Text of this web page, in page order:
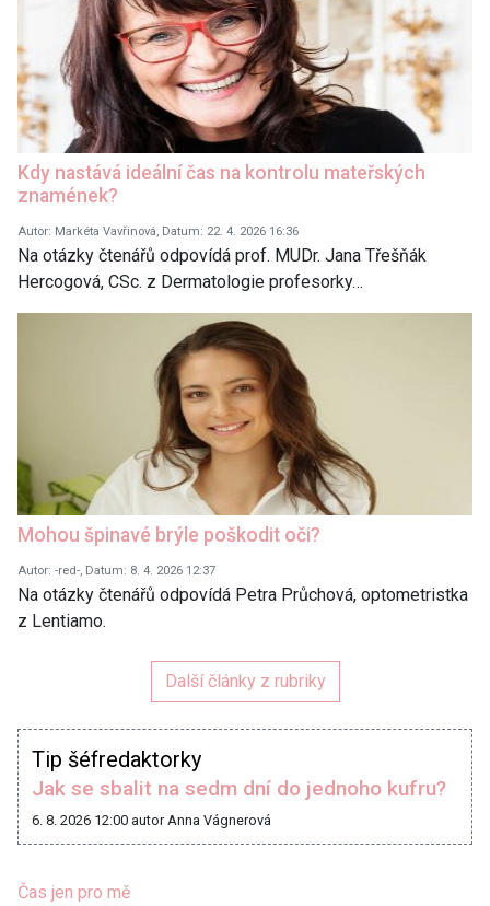
Kdy nastává ideální čas na kontrolu mateřských
znamének?
Autor: Markéta Vavřinová, Datum: 22. 4. 2026 16:36
Na otázky čtenářů odpovídá prof. MUDr. Jana Třešňák
Hercogová, CSc. z Dermatologie profesorky…
Mohou špinavé brýle poškodit oči?
Autor: -red-, Datum: 8. 4. 2026 12:37
Na otázky čtenářů odpovídá Petra Průchová, optometristka
z Lentiamo.
Další články z rubriky
Tip šéfredaktorky
Jak se sbalit na sedm dní do jednoho kufru?
6. 8. 2026 12:00 autor Anna Vágnerová
Čas jen pro mě